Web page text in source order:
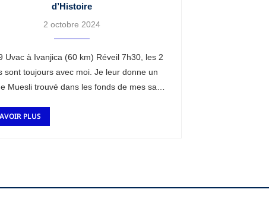
d’Histoire
2 octobre 2024
Uvac à Ivanjica (60 km) Réveil 7h30, les 2
sont toujours avec moi. Je leur donne un
Muesli trouvé dans les fonds de mes sacs
PLUS